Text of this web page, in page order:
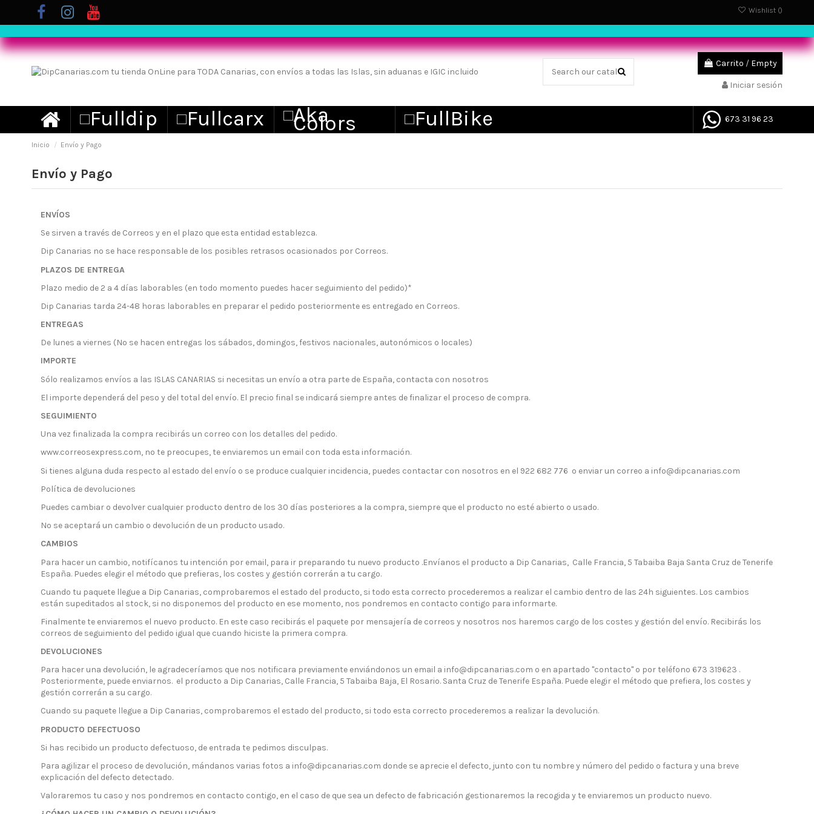
Wishlist ()
Carrito / Empty
Iniciar sesión
673 31 96 23
Inicio Envío y Pago
Envío y Pago
ENVÍOS
Se sirven a través de Correos y en el plazo que esta entidad establezca.
Dip Canarias no se hace responsable de los posibles retrasos ocasionados por Correos.
PLAZOS DE ENTREGA
Plazo medio de 2 a 4 días laborables (en todo momento puedes hacer seguimiento del pedido)*
Dip Canarias tarda 24-48 horas laborables en preparar el pedido posteriormente es entregado en Correos.
ENTREGAS
De lunes a viernes (No se hacen entregas los sábados, domingos, festivos nacionales, autonómicos o locales)
IMPORTE
Sólo realizamos envíos a las ISLAS CANARIAS si necesitas un envío a otra parte de España, contacta con nosotros
El importe dependerá del peso y del total del envío. El precio final se indicará siempre antes de finalizar el proceso de compra.
SEGUIMIENTO
Una vez finalizada la compra recibirás un correo con los detalles del pedido.
www.correosexpress.com, no te preocupes, te enviaremos un email con toda esta información.
Si tienes alguna duda respecto al estado del envío o se produce cualquier incidencia, puedes contactar con nosotros en el 922 682 776 o enviar un correo a info@dipcanarias.com
Política de devoluciones
Puedes cambiar o devolver cualquier producto dentro de los 30 días posteriores a la compra, siempre que el producto no esté abierto o usado.
No se aceptará un cambio o devolución de un producto usado.
CAMBIOS
Para hacer un cambio, notifícanos tu intención por email, para ir preparando tu nuevo producto .Envíanos el producto a Dip Canarias, Calle Francia, 5 Tabaiba Baja Santa Cruz de Tenerife
España. Puedes elegir el método que prefieras, los costes y gestión correrán a tu cargo.
Cuando tu paquete llegue a Dip Canarias, comprobaremos el estado del producto, si todo esta correcto procederemos a realizar el cambio dentro de las 24h siguientes. Los cambios
están supeditados al stock, si no disponemos del producto en ese momento, nos pondremos en contacto contigo para informarte.
Finalmente te enviaremos el nuevo producto. En este caso recibirás el paquete por mensajería de correos y nosotros nos haremos cargo de los costes y gestión del envío. Recibirás los
correos de seguimiento del pedido igual que cuando hiciste la primera compra.
DEVOLUCIONES
Para hacer una devolución, le agradeceríamos que nos notificara previamente enviándonos un email a info@dipcanarias.com o en apartado "contacto" o por teléfono 673 319623 .
Posteriormente, puede enviarnos. el producto a Dip Canarias, Calle Francia, 5 Tabaiba Baja, El Rosario. Santa Cruz de Tenerife España. Puede elegir el método que prefiera, los costes y
gestión correrán a su cargo.
Cuando su paquete llegue a Dip Canarias, comprobaremos el estado del producto, si todo esta correcto procederemos a realizar la devolución.
PRODUCTO DEFECTUOSO
Si has recibido un producto defectuoso, de entrada te pedimos disculpas.
Para agilizar el proceso de devolución, mándanos varias fotos a info@dipcanarias.com donde se aprecie el defecto, junto con tu nombre y número del pedido o factura y una breve
explicación del defecto detectado.
Valoraremos tu caso y nos pondremos en contacto contigo, en el caso de que sea un defecto de fabricación gestionaremos la recogida y te enviaremos un producto nuevo.